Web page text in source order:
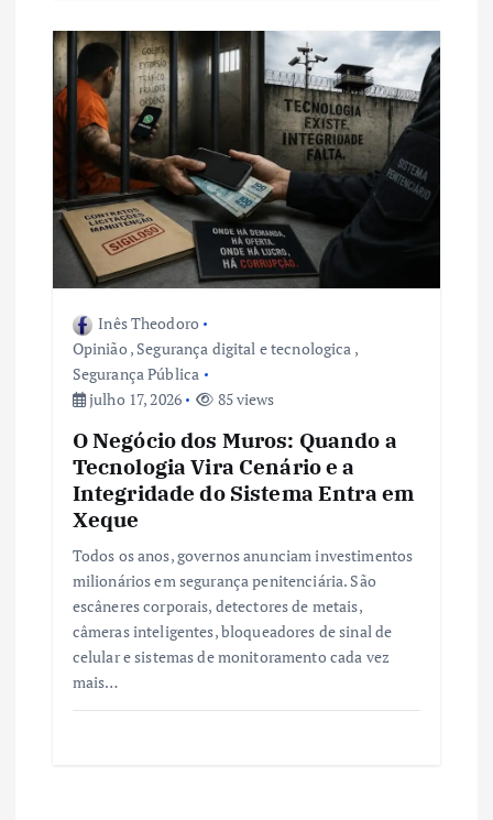
Inês Theodoro
Opinião , Segurança digital e tecnologica ,
Segurança Pública
julho 17, 2026
85 views
O Negócio dos Muros: Quando a
Tecnologia Vira Cenário e a
Integridade do Sistema Entra em
Xeque
Todos os anos, governos anunciam investimentos
milionários em segurança penitenciária. São
escâneres corporais, detectores de metais,
câmeras inteligentes, bloqueadores de sinal de
celular e sistemas de monitoramento cada vez
mais…